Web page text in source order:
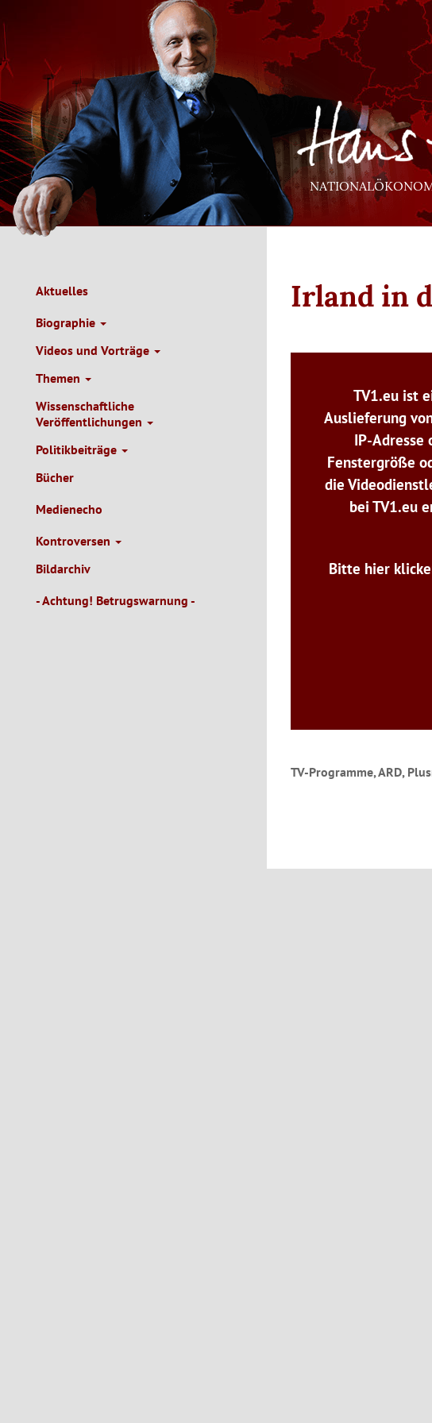
zum
Inhalt
Main
Navigation
de
Aktuelles
Biographie
Videos und Vorträge
Themen
Wissenschaftliche
Veröffentlichungen
Politikbeiträge
Bücher
Medienecho
Kontroversen
Bildarchiv
- Achtung! Betrugswarnung -
Irland in
TV1.eu ist
Auslieferung
IP-
Fenstergröße
die
bei TV1.eu
Bitte hier
TV-Programme, ARD,